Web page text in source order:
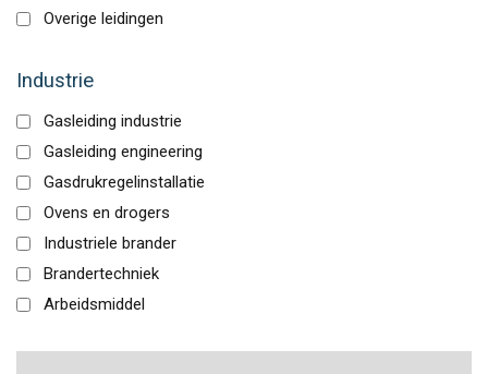
Overige leidingen
Industrie
Gasleiding industrie
Gasleiding engineering
Gasdrukregelinstallatie
Ovens en drogers
Industriele brander
Brandertechniek
Arbeidsmiddel